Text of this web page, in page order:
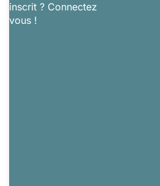
inscrit ? Connectez
vous !